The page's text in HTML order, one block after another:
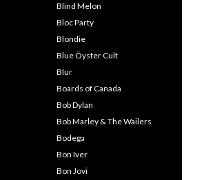
Blind Melon
Bloc Party
Blondie
Blue Öyster Cult
Blur
Boards of Canada
Bob Dylan
Bob Marley & The Wailers
Bodega
Bon Iver
Bon Jovi